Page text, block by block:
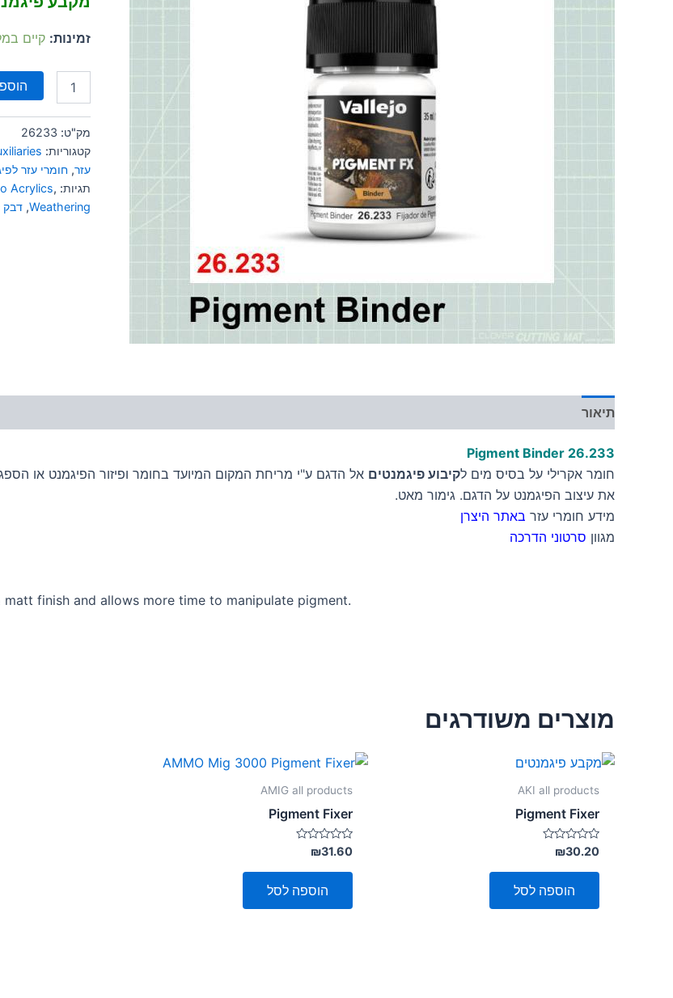
זמינות: קיים
מק"ט: 26233
קטגוריות:
עזר, חומרי עזר
תגיות: Acrylics,
Weathering
, דבק
תיאור
Pigment Binder 26.233
חומר אקרילי על בסיס מים לקיבוע פיגמנטים אל הדגם ע"י מריחת המקום המיועד בחומר ופיזור הפיגמנט או
את עיצוב הפיגמנט על הדגם. גימור מאט.
מידע חומרי עזר באתר היצרן
מגוון סרטוני הדרכה
finish and allows more time to manipulate pigment.
מוצרים משודרגים
AKI all products
Pigment Fixer
דורג
0
מתוך
₪30.20
הוספה לסל
AMIG all products
Pigment Fixer
דורג
0
מתוך
₪31.60
הוספה לסל